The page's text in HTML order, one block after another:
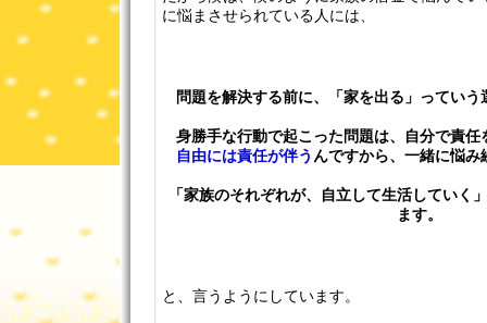
に悩まさせられている人には、
問題を解決する前に、「家を出る」ってい
身勝手な行動で起こった問題は、自分で責
自由には責任が伴う んですから、一緒に悩
「家族のそれぞれが、自立して生活していく
ます。
と、言うようにしています。